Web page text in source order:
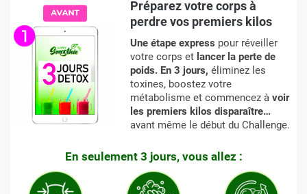
Préparez votre corps à
perdre vos premiers kilos
Une étape express pour réveiller
votre corps et lancer la perte de
poids. En 3 jours, éliminez les
toxines, boostez votre
métabolisme et commencez à voir
les premiers kilos disparaître…
avant même le début du Challenge.
En seulement 3 jours, vous allez :